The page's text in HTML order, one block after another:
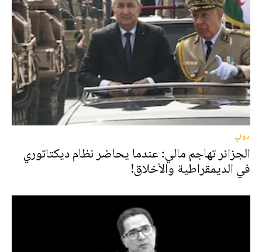
دولي
الجزائر تهاجم مالي: عندما يحاضر نظام ديكتاتوري
في الديمقراطية والأخلاق!